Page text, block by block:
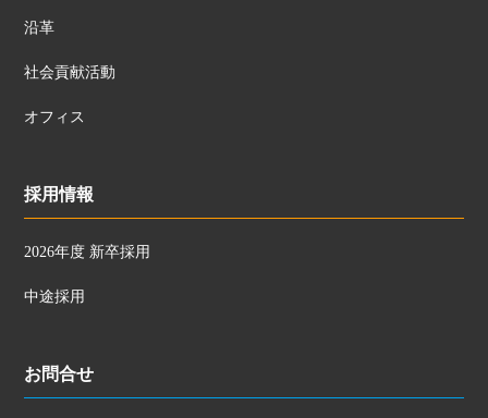
沿革
社会貢献活動
オフィス
採用情報
2026年度 新卒採用
中途採用
お問合せ